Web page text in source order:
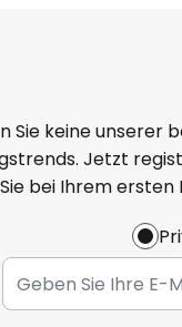
Sie keine unserer
Jetzt
bei Ihrem ersten